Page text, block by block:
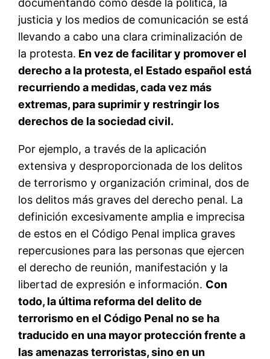
justicia y los medios de comunicación se está
llevando a cabo una clara criminalización de
la protesta. En vez de facilitar y promover el
derecho a la protesta, el Estado español está
recurriendo a medidas, cada vez más
extremas, para suprimir y restringir los
derechos de la sociedad civil.
Por ejemplo, a través de la aplicación
extensiva y desproporcionada de los delitos
de terrorismo y organización criminal, dos de
los delitos más graves del derecho penal. La
definición excesivamente amplia e imprecisa
de estos en el Código Penal implica graves
repercusiones para las personas que ejercen
el derecho de reunión, manifestación y la
libertad de expresión e información. Con
todo, la última reforma del delito de
terrorismo en el Código Penal no se ha
traducido en una mayor protección frente a
las amenazas terroristas, sino en un